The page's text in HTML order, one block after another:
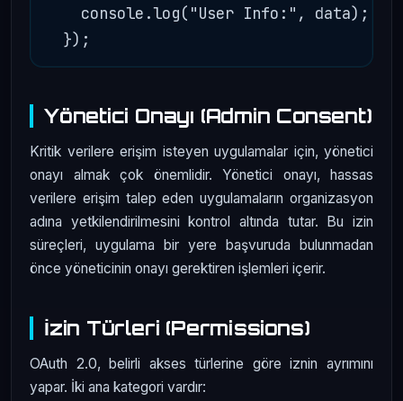
    console.log("User Info:", data);
Yönetici Onayı (Admin Consent)
Kritik verilere erişim isteyen uygulamalar için, yönetici
onayı almak çok önemlidir. Yönetici onayı, hassas
verilere erişim talep eden uygulamaların organizasyon
adına yetkilendirilmesini kontrol altında tutar. Bu izin
süreçleri, uygulama bir yere başvuruda bulunmadan
önce yöneticinin onayı gerektiren işlemleri içerir.
İzin Türleri (Permissions)
OAuth 2.0, belirli akses türlerine göre iznin ayrımını
yapar. İki ana kategori vardır: